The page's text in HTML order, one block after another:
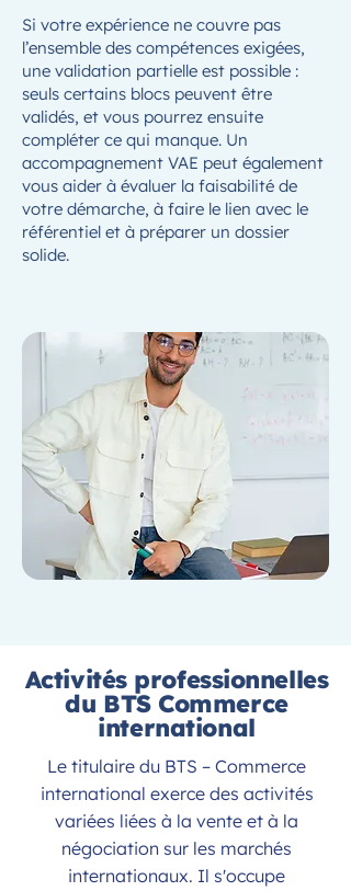
Si votre expérience ne couvre pas
l’ensemble des compétences exigées,
une validation partielle est possible :
seuls certains blocs peuvent être
validés, et vous pourrez ensuite
compléter ce qui manque. Un
accompagnement VAE peut également
vous aider à évaluer la faisabilité de
votre démarche, à faire le lien avec le
référentiel et à préparer un dossier
solide.
Activités professionnelles
du BTS Commerce
international
Le titulaire du BTS – Commerce
international exerce des activités
variées liées à la vente et à la
négociation sur les marchés
internationaux. Il s'occupe